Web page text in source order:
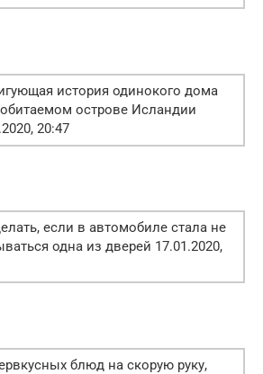
история одинокого дома
острове Исландии
20:47
если в автомобиле стала не
одна из дверей 17.01.2020,
блюд на скорую руку,